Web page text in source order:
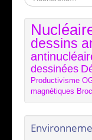
dessins
dessinées
Productivisme
magnétiques